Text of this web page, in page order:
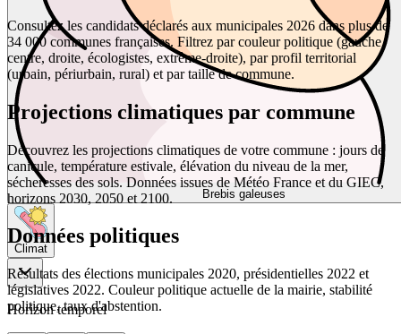
Brebis galeuses
Climat
Horizon temporel
Consultez les candidats déclarés aux municipales 2026 dans plus de
34 000 communes françaises. Filtrez par couleur politique (gauche,
centre, droite, écologistes, extrême-droite), par profil territorial
(urbain, périurbain, rural) et par taille de commune.
Projections climatiques par commune
Découvrez les projections climatiques de votre commune : jours de
canicule, température estivale, élévation du niveau de la mer,
sécheresses des sols. Données issues de Météo France et du GIEC,
horizons 2030, 2050 et 2100.
Données politiques
Résultats des élections municipales 2020, présidentielles 2022 et
législatives 2022. Couleur politique actuelle de la mairie, stabilité
politique, taux d'abstention.